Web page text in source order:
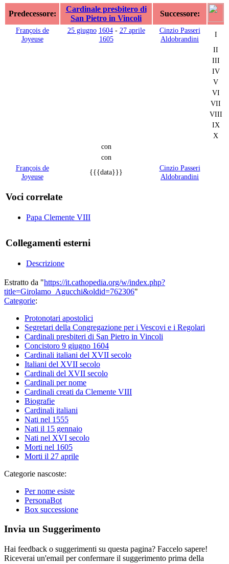
Predecessore:
Cardinale presbitero di
San Pietro in Vincoli
Successore:
François de
Joyeuse
25 giugno 1604- 27 aprile
1605
Cinzio Passeri
Aldobrandini
I
II
III
IV
V
VI
VII
VIII
IX
X
con
con
François de
Joyeuse
{{{data}}}
Cinzio Passeri
Aldobrandini
Voci correlate
Papa Clemente VIII
Collegamenti esterni
Descrizione
Estratto da "https://it.cathopedia.org/w/index.php?
title=Girolamo_Agucchi&oldid=762306"
Categorie:
Protonotari apostolici
Segretari della Congregazione per i Vescovi e i Regolari
Cardinali presbiteri di San Pietro in Vincoli
Concistoro 9 giugno 1604
Cardinali italiani del XVII secolo
Italiani del XVII secolo
Cardinali del XVII secolo
Cardinali per nome
Cardinali creati da Clemente VIII
Biografie
Cardinali italiani
Nati nel 1555
Nati il 15 gennaio
Nati nel XVI secolo
Morti nel 1605
Morti il 27 aprile
Categorie nascoste:
Per nome esiste
PersonaBot
Box successione
Invia un Suggerimento
Hai feedback o suggerimenti su questa pagina? Faccelo sapere!
Riceverai un'email per confermare il suggerimento prima della